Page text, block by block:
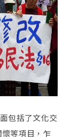
包括了文化交
等項目，乍